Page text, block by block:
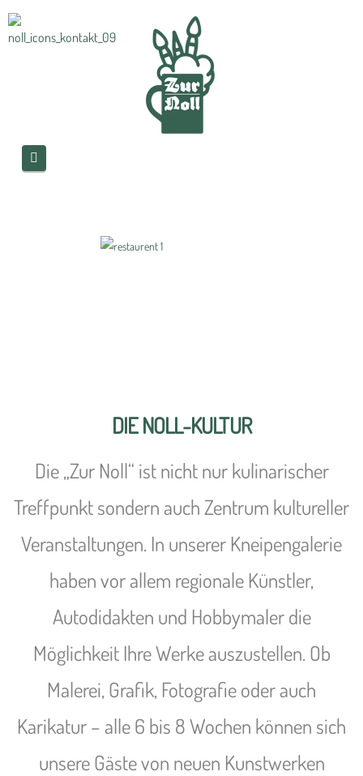
DIE NOLL-KULTUR
Die „Zur Noll“ ist nicht nur kulinarischer
Treffpunkt sondern auch Zentrum kultureller
Veranstaltungen. In unserer Kneipengalerie
haben vor allem regionale Künstler,
Autodidakten und Hobbymaler die
Möglichkeit Ihre Werke auszustellen. Ob
Malerei, Grafik, Fotografie oder auch
Karikatur – alle 6 bis 8 Wochen können sich
unsere Gäste von neuen Kunstwerken